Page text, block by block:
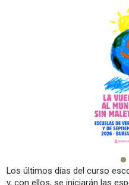
Los últimos días del curso
y, con ellos, se iniciarán las